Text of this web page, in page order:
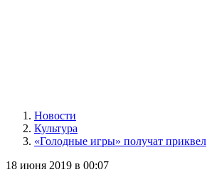
Новости
Культура
«Голодные игры» получат приквел
18 июня 2019 в 00:07